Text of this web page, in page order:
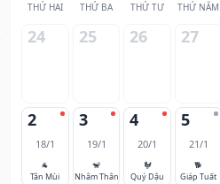
THỨ HAI THỨ BA THỨ TƯ THỨ NĂM
24 25 26 27
2
18/1
🐐
Tân Mùi
3
19/1
🐒
Nhâm Thân
4
20/1
🐓
Quý Dậu
5
21/1
🐕
Giáp Tuất